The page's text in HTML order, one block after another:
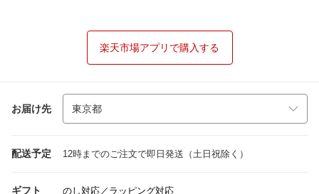
楽天市場アプリで購入する
お届け先
配送予定 12時までのご注文で即日発送（土日祝除く）
ギフト のし対応／ラッピング対応